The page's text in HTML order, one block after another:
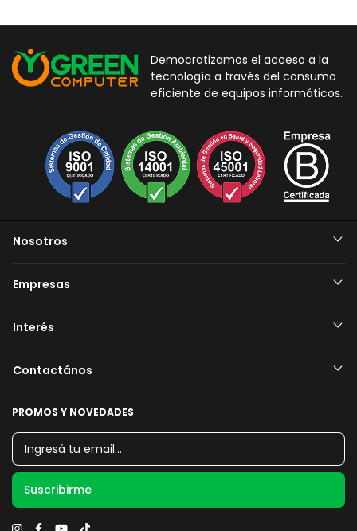
Democratizamos el acceso a la
tecnología a través del consumo
eficiente de equipos informáticos.
Nosotros
Empresas
Interés
Contactános
PROMOS Y NOVEDADES